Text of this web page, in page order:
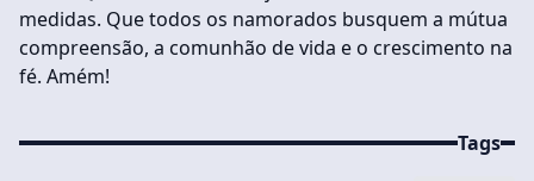
medidas. Que todos os namorados busquem a mútua
compreensão, a comunhão de vida e o crescimento na
fé. Amém!
Tags